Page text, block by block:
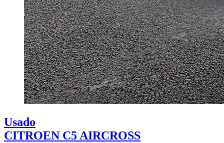
Usado
CITROEN C5 AIRCROSS